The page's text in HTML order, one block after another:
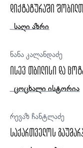
დიქტატურაში
საღი აზრი
ნანა კალანდაძე
ისევ თბილისი და
ცოცხალი ისტორია
რევაზ ჩანტლაძე
საქართველოს